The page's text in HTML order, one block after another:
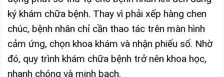
ký khám chữa bệnh. Thay vì phải xếp hàng chen
chúc, bệnh nhân chỉ cần thao tác trên màn hình
cảm ứng, chọn khoa khám và nhận phiếu số. Nhờ
đó, quy trình khám chữa bệnh trở nên khoa học,
nhanh chóng và minh bạch.